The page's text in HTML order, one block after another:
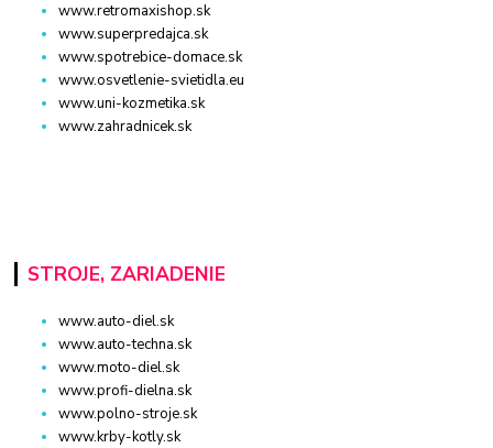
www.retromaxishop.sk
www.superpredajca.sk
www.spotrebice-domace.sk
www.osvetlenie-svietidla.eu
www.uni-kozmetika.sk
www.zahradnicek.sk
STROJE, ZARIADENIE
www.auto-diel.sk
www.auto-techna.sk
www.moto-diel.sk
www.profi-dielna.sk
www.polno-stroje.sk
www.krby-kotly.sk